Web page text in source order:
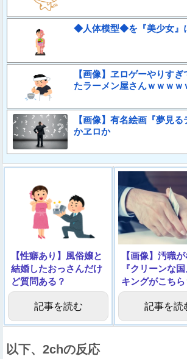
◆人体模型◆を『美少女』
【画像】ヱロゲーやりす
たラーメン屋さんｗｗｗｗ
【画像】有名絵画『夢見
かヱロか
【性癖あり】風俗嬢と
結婚したおっさんだけ
ど質問ある？
記事を読む
【画像】汚職
『クリーンな
キングがこちら
ｗ
記事を読
以下、2chの反応